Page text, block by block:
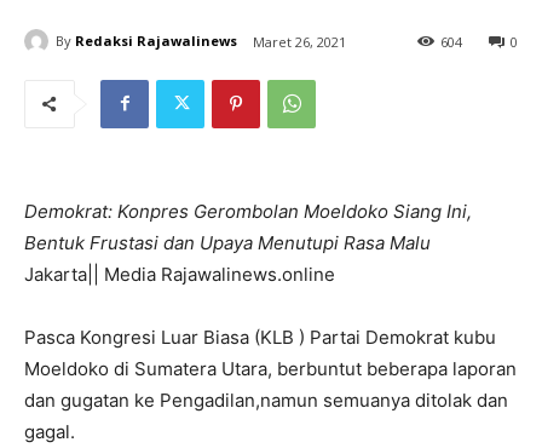
By Redaksi Rajawalinews Maret 26, 2021 0
604
Demokrat: Konpres Gerombolan Moeldoko Siang Ini,
Bentuk Frustasi dan Upaya Menutupi Rasa Malu
Jakarta|| Media Rajawalinews.online
Pasca Kongresi Luar Biasa (KLB ) Partai Demokrat kubu
Moeldoko di Sumatera Utara, berbuntut beberapa laporan
dan gugatan ke Pengadilan,namun semuanya ditolak dan
gagal.